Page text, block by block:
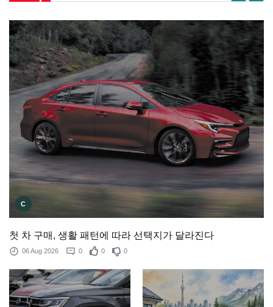
C
첫 차 구매, 생활 패턴에 따라 선택지가 달라진다
06 Aug 2026 0 0 0